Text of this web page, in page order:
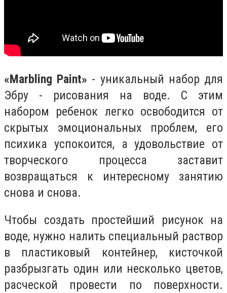
«Marbling Paint» - уникальный набор для
Эбру - рисования на воде. С этим
набором ребенок легко освободится от
скрытых эмоциональных проблем, его
психика успокоится, а удовольствие от
творческого процесса заставит
возвращаться к интересному занятию
снова и снова.
Чтобы создать простейший рисунок на
воде, нужно налить специальный раствор
в пластиковый контейнер, кисточкой
разбрызгать один или несколько цветов,
расческой провести по поверхности.